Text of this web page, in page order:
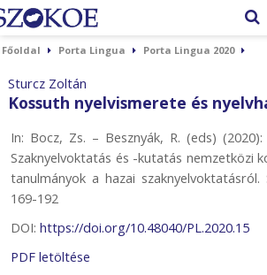
Főoldal Porta Lingua Porta Lingua 2020
Sturcz Zoltán
Kossuth nyelvismerete és
In: Bocz, Zs. – Besznyák, R. (eds) (2020):
Szaknyelvoktatás és -kutatás nemzetközi
tanulmányok a hazai szaknyelvoktatásról.
169-192
DOI:https://doi.org/10.48040/PL.2020.15
PDF letöltése